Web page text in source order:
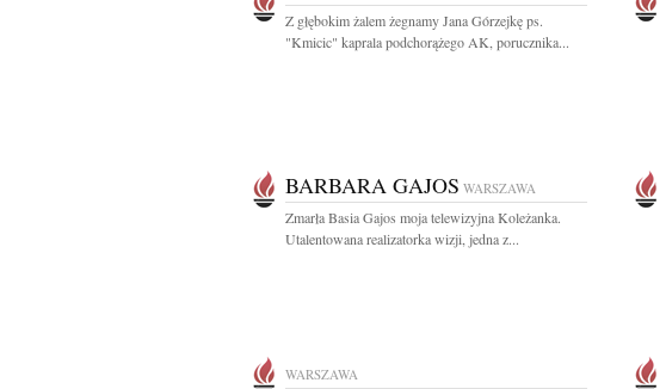
Z głębokim żalem żegnamy Jana Górzejkę ps.
"Kmicic" kaprala podchorążego AK, porucznika...
BARBARA GAJOS WARSZAWA
Zmarła Basia Gajos moja telewizyjna Koleżanka.
Utalentowana realizatorka wizji, jedna z...
WARSZAWA